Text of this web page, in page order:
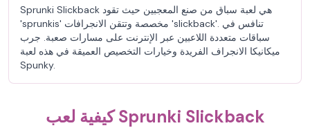
Sprunki Slickback هي لعبة سباق من صنع المعجبين حيث تقود
'sprunkis' مخصصة وتتقن الانجرافات 'slickback'. تنافس في
سباقات متعددة اللاعبين عبر الإنترنت على مسارات صعبة. جرب
ميكانيكا الانجراف الفريدة وخيارات التخصيص العميقة في هذه لعبة
Spunky.
كيفية لعب Sprunki Slickback